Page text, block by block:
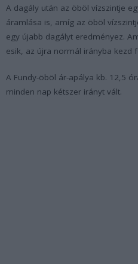
A dagály után az öböl vízszintje
áramlása is, amíg az öböl
egy újabb dagályt eredményez.
esik, az újra normál irányba kezd
A Fundy-öböl ár-apálya kb. 12,5
minden nap kétszer irányt vált.